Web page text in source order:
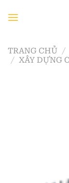
đến
TRANG CHỦ /
/ XÂY DỰNG